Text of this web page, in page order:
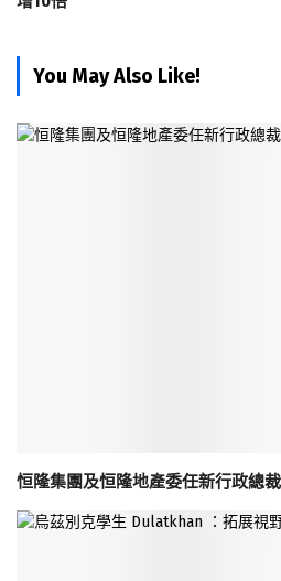
You May Also Like!
恒隆集團及恒隆地產委任新行政總裁